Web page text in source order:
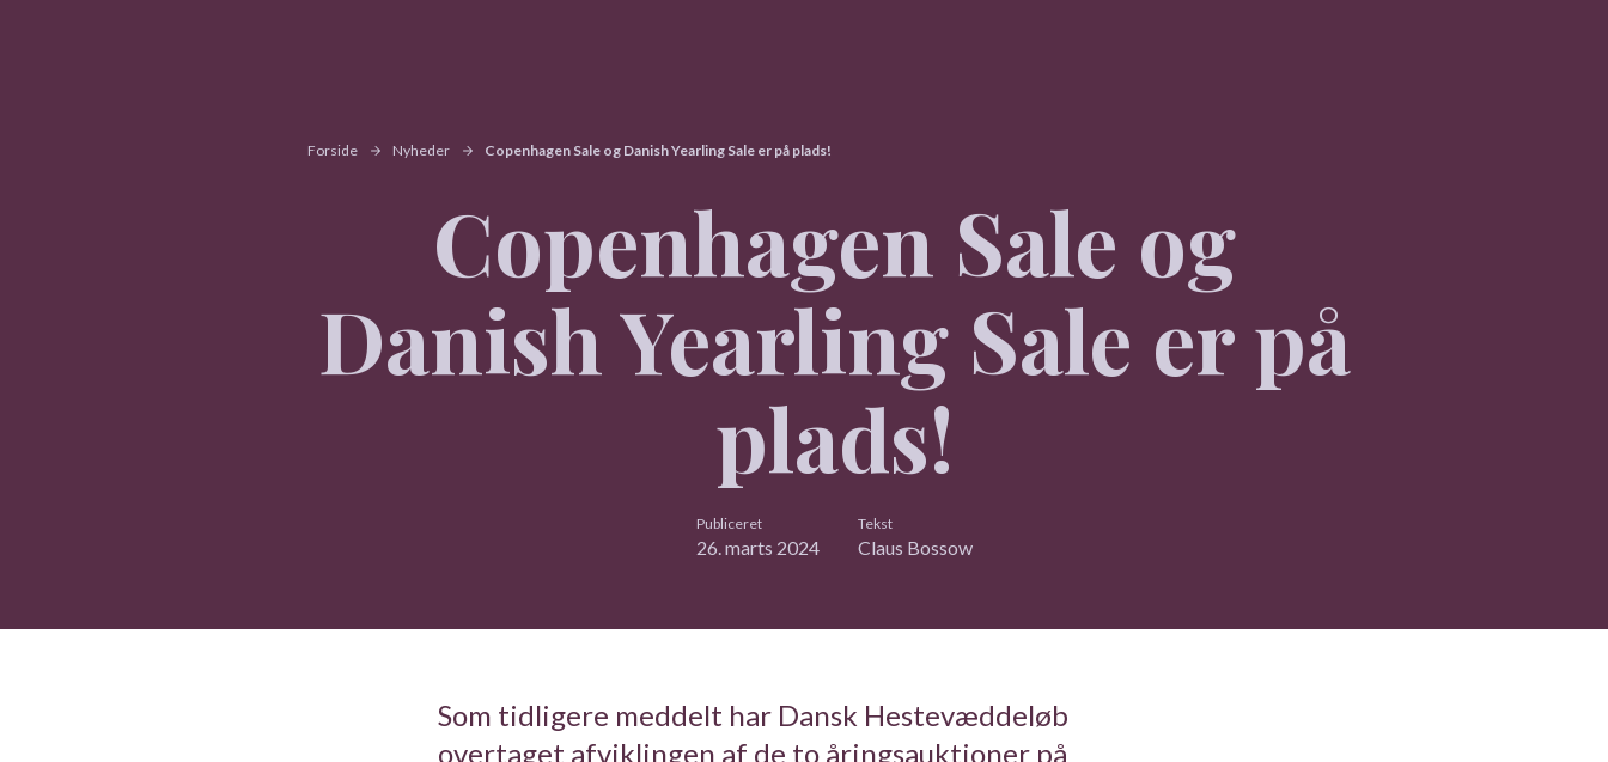
Forside Nyheder Copenhagen Sale og Danish Yearling Sale er på plads!
Copenhagen Sale og
Danish Yearling Sale er på
plads!
Publiceret
26. marts 2024
Tekst
Claus Bossow
Som tidligere meddelt har Dansk Hestevæddeløb
overtaget afviklingen af de to åringsauktioner på